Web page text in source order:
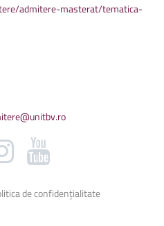
admitere-masterat/tematica-
de confidențialitate